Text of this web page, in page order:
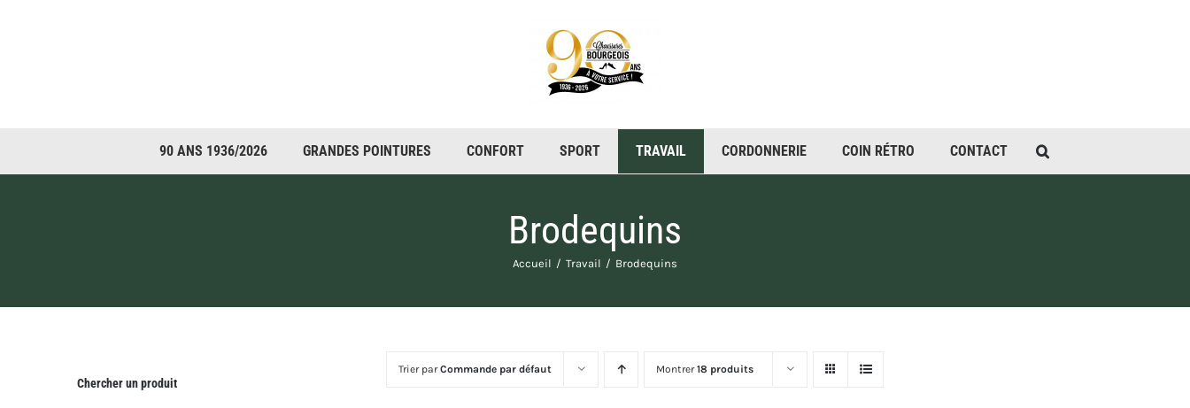
90 ANS 1936/2026 GRANDES POINTURES CONFORT SPORT CORDONNERIE COIN RÉTRO CONTACT
Brodequins
Accueil Travail Brodequins
Trier parCommande par défaut Montrer18 produits
Chercher un produit